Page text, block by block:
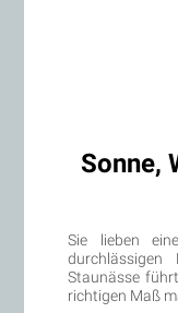
Sonne,
Sie lieben
Staunässe
richtigen Maß